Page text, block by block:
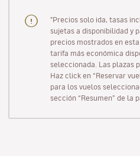
"Precios solo ida, tasas
sujetas a disponibilidad y
precios mostrados en
tarifa más económica
seleccionada. Las plazas
Haz click en “Reservar
para los vuelos
sección “Resumen” de la